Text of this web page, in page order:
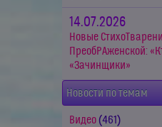
14.07.2026
Новые
ПреобРАженской:
«Зачинщики»
Новости по темам
Видео (461)